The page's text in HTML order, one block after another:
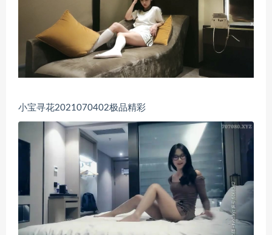
小宝寻花2021070402极品精彩